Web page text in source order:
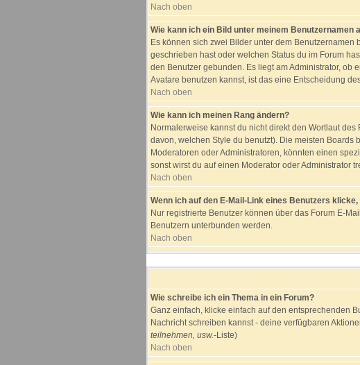
Nach oben
Wie kann ich ein Bild unter meinem Benutzernamen
Es können sich zwei Bilder unter dem
geschrieben hast oder welchen Status du im Forum
den Benutzer gebunden. Es liegt am Administrator, ob
Avatare benutzen kannst, ist das eine Entscheidung
Nach oben
Wie kann ich meinen Rang ändern?
Normalerweise kannst du nicht direkt den Wortlaut
davon, welchen Style du benutzt). Die meisten
Moderatoren oder Administratoren, könnten einen
sonst wirst du auf einen Moderator oder Administrator
Nach oben
Wenn ich auf den E-Mail-Link eines Benutzers
Nur registrierte Benutzer können über das Forum E-
Benutzern unterbunden werden.
Nach oben
Wie schreibe ich ein Thema in ein Forum?
Ganz einfach, klicke einfach auf den entsprechenden
Nachricht schreiben kannst - deine verfügbaren
teilnehmen, usw.-Liste)
Nach oben